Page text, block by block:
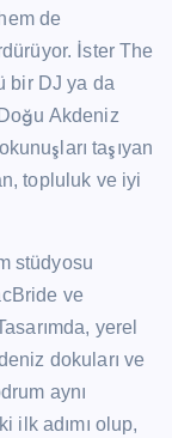
de
İster The
bir DJ ya da
Akdeniz
taşıyan
topluluk ve iyi
stüdyosu
ve
yerel
dokuları ve
aynı
ilk adımı olup,